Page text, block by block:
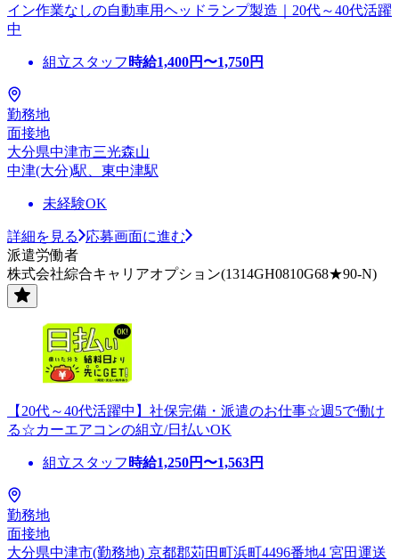
イン作業なしの自動車用ヘッドランプ製造｜20代～40代活躍
中
組立スタッフ 時給1,400円〜1,750円
勤務地
面接地
大分県中津市三光森山
中津(大分)駅、東中津駅
未経験OK
詳細を見る
応募画面に進む
派遣労働者
株式会社綜合キャリアオプション(1314GH0810G68★90-N)
【20代～40代活躍中】社保完備・派遣のお仕事☆週5で働け
る☆カーエアコンの組立/日払いOK
組立スタッフ 時給1,250円〜1,563円
勤務地
面接地
大分県中津市(勤務地) 京都郡苅田町浜町4496番地4 宮田運送